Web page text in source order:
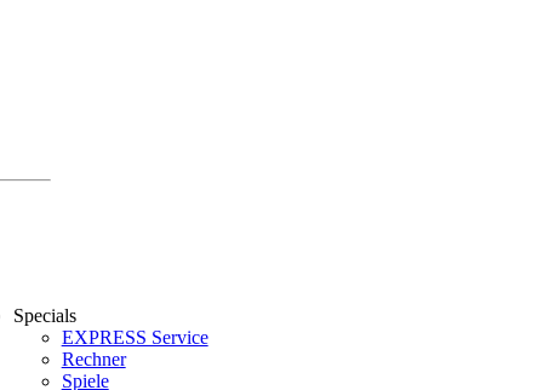
Specials
EXPRESS Service
Rechner
Spiele